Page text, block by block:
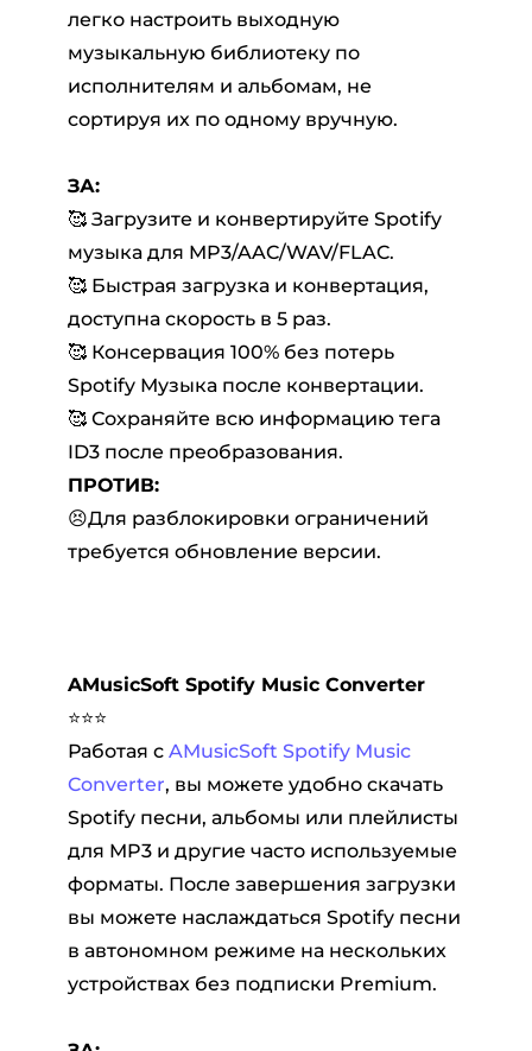
легко настроить выходную
музыкальную библиотеку по
исполнителям и альбомам, не
сортируя их по одному вручную.
ЗА:
🥰 Загрузите и конвертируйте Spotify
музыка для MP3/AAC/WAV/FLAC.
🥰 Быстрая загрузка и конвертация,
доступна скорость в 5 раз.
🥰 Консервация 100% без потерь
Spotify Музыка после конвертации.
🥰 Сохраняйте всю информацию тега
ID3 после преобразования.
ПРОТИВ:
😣Для разблокировки ограничений
требуется обновление версии.
AMusicSoft Spotify Music Converter
⭐⭐⭐
Работая с AMusicSoft Spotify Music
Converter, вы можете удобно скачать
Spotify песни, альбомы или плейлисты
для MP3 и другие часто используемые
форматы. После завершения загрузки
вы можете наслаждаться Spotify песни
в автономном режиме на нескольких
устройствах без подписки Premium.